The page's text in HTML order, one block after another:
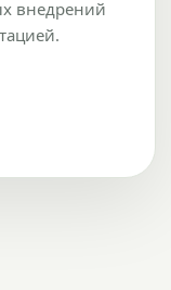
внедрений